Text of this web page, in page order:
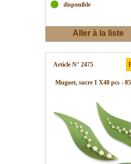
disponible
Aller à la liste
Article N° 2475
Muguet, sucre 1 X48 pcs -